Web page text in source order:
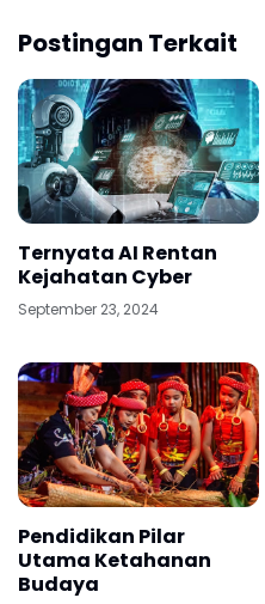
Postingan Terkait
Ternyata AI Rentan
Kejahatan Cyber
September 23, 2024
Pendidikan Pilar
Utama Ketahanan
Budaya